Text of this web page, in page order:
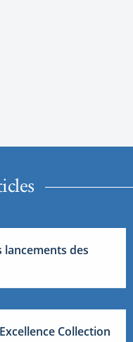
lancements des
Collection